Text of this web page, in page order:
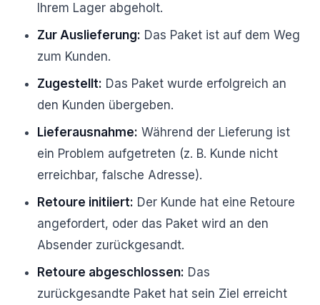
Ihrem Lager abgeholt.
Zur Auslieferung: Das Paket ist auf dem Weg
zum Kunden.
Zugestellt: Das Paket wurde erfolgreich an
den Kunden übergeben.
Lieferausnahme: Während der Lieferung ist
ein Problem aufgetreten (z. B. Kunde nicht
erreichbar, falsche Adresse).
Retoure initiiert: Der Kunde hat eine Retoure
angefordert, oder das Paket wird an den
Absender zurückgesandt.
Retoure abgeschlossen: Das
zurückgesandte Paket hat sein Ziel erreicht